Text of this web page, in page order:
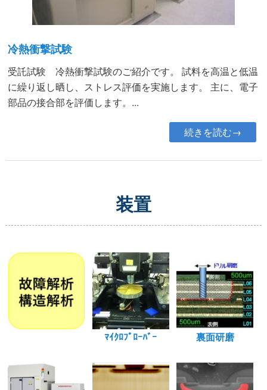
冷熱衝撃試験
受託試験 冷熱衝撃試験のご紹介です。 試料を高温と低温
に繰り返し晒し、ストレス評価を実施します。 主に、電子
部品の接合部を評価します。...
続きを読む→
装置
ﾏｲｸﾛﾌﾟﾛｰﾊﾞｰ 裏面研磨